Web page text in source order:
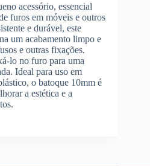
acessório, essencial
furos em móveis e outros
e durável, este
um acabamento limpo e
e outras fixações.
lo no furo para uma
Ideal para uso em
o batoque 10mm é
a estética e a